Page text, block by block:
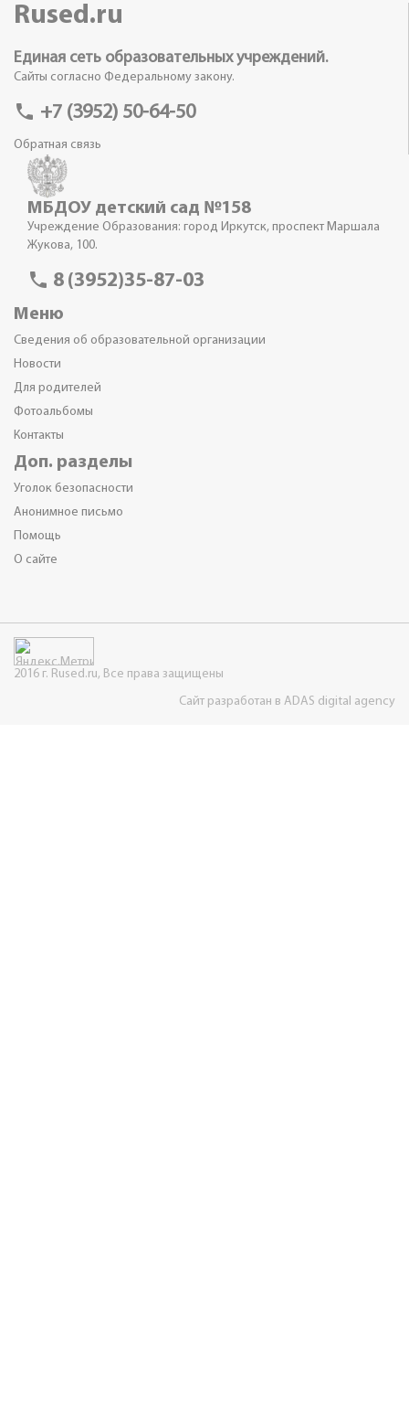
Rused.ru
Единая сеть образовательных учреждений.
Сайты согласно Федеральному закону.
phone +7 (3952) 50-64-50
Обратная связь
МБДОУ детский сад №158
Учреждение Образования: город Иркутск, проспект Маршала
Жукова, 100.
phone 8 (3952)35-87-03
Меню
Сведения об образовательной организации
Новости
Для родителей
Фотоальбомы
Контакты
Доп. разделы
Уголок безопасности
Анонимное письмо
Помощь
О сайте
2016 г. Rused.ru, Все права защищены
Сайт разработан в ADAS digital agency